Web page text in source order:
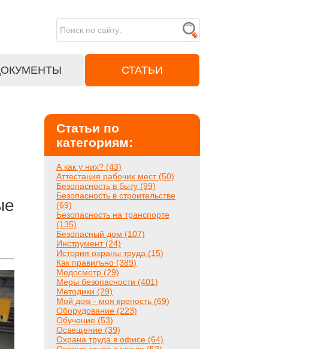
СТАТЬИ
Статьи по
категориям:
А как у них? (43)
Аттестация рабочих мест (50)
Безопасность в быту (99)
Безопасность в строительстве
(69)
Безопасность на транспорте
(135)
Безопасный дом (107)
Инструмент (24)
История охраны труда (15)
Как правильно (389)
Медосмотр (29)
Меры безопасности (401)
Методики (29)
Мой дом - моя крепость (69)
Оборудование (223)
Обучение (53)
Освещение (39)
Охрана труда в офисе (64)